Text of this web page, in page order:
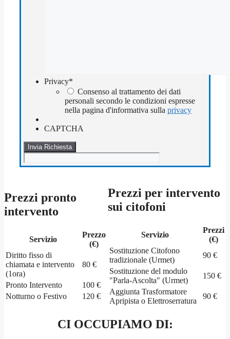
Privacy*
Consenso al trattamento dei dati
personali secondo le condizioni espresse
nella pagina d'informativa sulla privacy
CAPTCHA
Prezzi pronto
intervento
Servizio
Prezzo
(€)
Diritto fisso di
chiamata e intervento
(1ora)
80 €
Pronto Intervento
100 €
Notturno o Festivo
120 €
Prezzi per intervento
sui citofoni
Servizio
Prezzi
(€)
Sostituzione Citofono
tradizionale (Urmet)
90 €
Sostituzione del modulo
"Parla-Ascolta" (Urmet)
150 €
Aggiunta Trasformatore
Apripista o Elettroserratura
90 €
CI OCCUPIAMO DI: